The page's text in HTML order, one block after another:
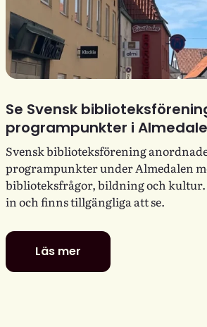
Se Svensk
programpunkter i
Svensk biblioteksförening
programpunkter under Almedalen
biblioteksfrågor, bildning och kultur.
in och finns tillgängliga att se.
Läs mer
Se
Svensk